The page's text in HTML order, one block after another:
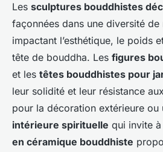
Les sculptures bouddhistes
façonnées dans une diversité
impactant l’esthétique, le poids
tête de bouddha. Les figures
et les têtes bouddhistes pour
leur solidité et leur résistance
pour la décoration extérieure ou
intérieure spirituelle qui invite
en céramique bouddhiste